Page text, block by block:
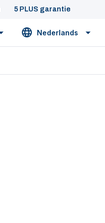
5 PLUS garantie
Nederlands